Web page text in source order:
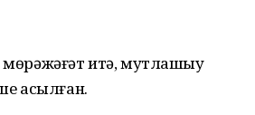
итә, мутлашыу
асылған.